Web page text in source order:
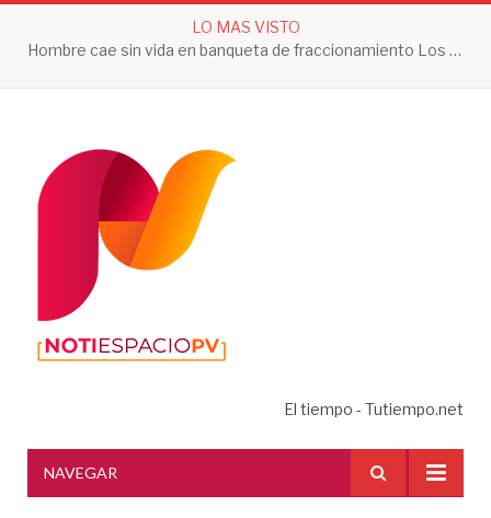
LO MAS VISTO
Hombre cae sin vida en banqueta de fraccionamiento Los Sauces en Vallarta
El tiempo - Tutiempo.net
NAVEGAR